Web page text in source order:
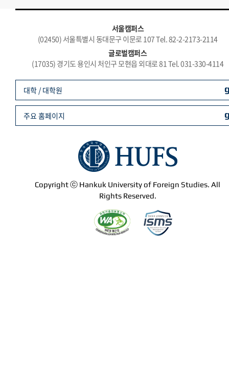
서울캠퍼스
(02450) 서울특별시 동대문구 이문로 107 Tel. 82-2-2173-2114
글로벌캠퍼스
(17035) 경기도 용인시 처인구 모현읍 외대로 81 Tel. 031-330-4114
Copyright ⓒ Hankuk University of Foreign Studies. All
Rights Reserved.
대학 / 대학원
주요 홈페이지